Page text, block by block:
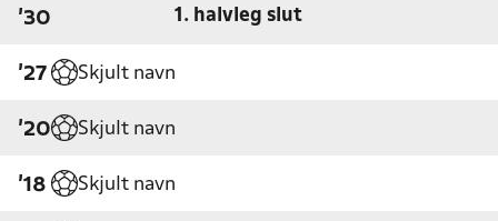
'30 1. halvleg slut
'27 Skjult navn
'20 Skjult navn
'18 Skjult navn